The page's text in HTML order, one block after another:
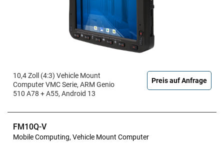
10,4 Zoll (4:3) Vehicle Mount
Computer VMC Serie, ARM Genio
510 A78 + A55, Android 13
Preis auf Anfrage
FM10Q-V
Mobile Computing, Vehicle Mount Computer